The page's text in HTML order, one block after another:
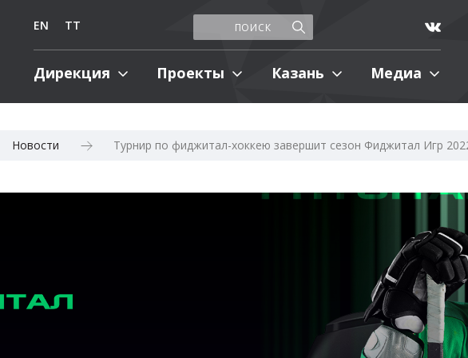
EN TT
Дирекция Проекты Казань Медиа
Новости Турнир по фиджитал-хоккею завершит сезон Фиджитал Игр